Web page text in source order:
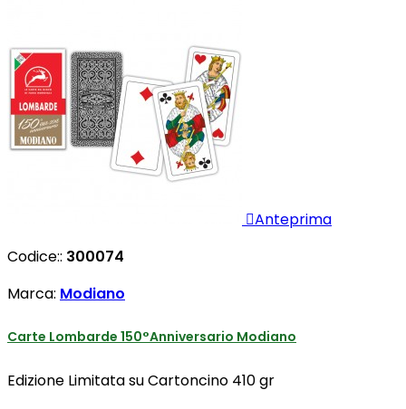
Anteprima
Codice:: 300074
Marca: Modiano
Carte Lombarde 150°Anniversario Modiano
Edizione Limitata su Cartoncino 410 gr